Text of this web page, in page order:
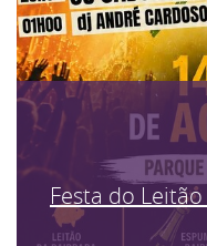
Festa do